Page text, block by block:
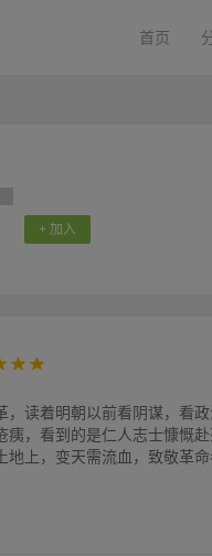
首页
+ 加入
，读着明朝以前看阴谋，看
痍，看到的是仁人志士慷慨
地上，变天需流血，致敬革